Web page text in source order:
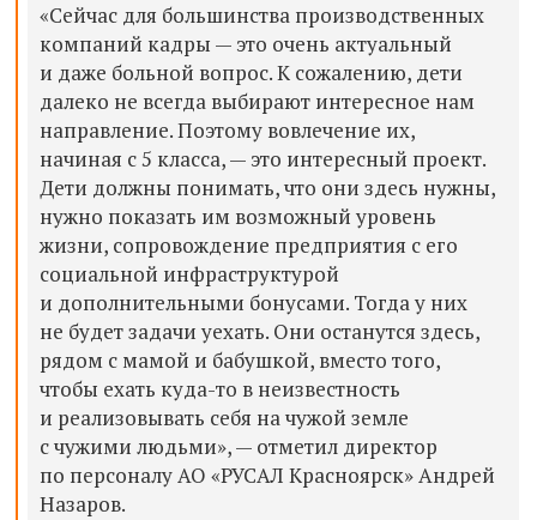
«Сейчас для большинства производственных
компаний кадры — это очень актуальный
и даже больной вопрос. К сожалению, дети
далеко не всегда выбирают интересное нам
направление. Поэтому вовлечение их,
начиная с 5 класса, — это интересный проект.
Дети должны понимать, что они здесь нужны,
нужно показать им возможный уровень
жизни, сопровождение предприятия с его
социальной инфраструктурой
и дополнительными бонусами. Тогда у них
не будет задачи уехать. Они останутся здесь,
рядом с мамой и бабушкой, вместо того,
чтобы ехать куда-то в неизвестность
и реализовывать себя на чужой земле
с чужими людьми», — отметил директор
по персоналу АО «РУСАЛ Красноярск» Андрей
Назаров.